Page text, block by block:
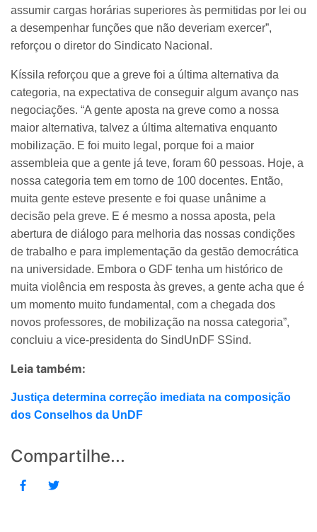
assumir cargas horárias superiores às permitidas por lei ou
a desempenhar funções que não deveriam exercer”,
reforçou o diretor do Sindicato Nacional.
Kíssila reforçou que a greve foi a última alternativa da
categoria, na expectativa de conseguir algum avanço nas
negociações. “A gente aposta na greve como a nossa
maior alternativa, talvez a última alternativa enquanto
mobilização. E foi muito legal, porque foi a maior
assembleia que a gente já teve, foram 60 pessoas. Hoje, a
nossa categoria tem em torno de 100 docentes. Então,
muita gente esteve presente e foi quase unânime a
decisão pela greve. E é mesmo a nossa aposta, pela
abertura de diálogo para melhoria das nossas condições
de trabalho e para implementação da gestão democrática
na universidade. Embora o GDF tenha um histórico de
muita violência em resposta às greves, a gente acha que é
um momento muito fundamental, com a chegada dos
novos professores, de mobilização na nossa categoria”,
concluiu a vice-presidenta do SindUnDF SSind.
Leia também:
Justiça determina correção imediata na composição
dos Conselhos da UnDF
Compartilhe...